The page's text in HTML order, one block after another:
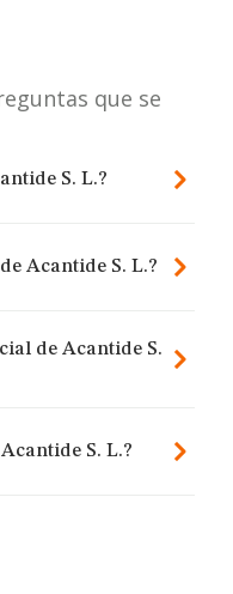
que se
S. L.?
Acantide S. L.?
de Acantide S.
S. L.?